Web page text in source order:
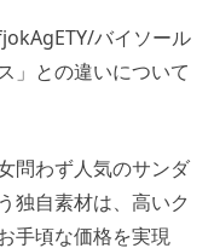
バイソール
」との違いについて
問わず人気のサンダ
独自素材は、高いク
手頃な価格を実現